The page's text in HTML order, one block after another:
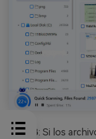
Paso 3: Si los